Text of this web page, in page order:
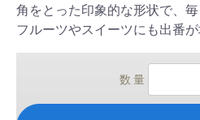
角をとった印象的な形状で、毎
フルーツやスイーツにも出番が
数 量